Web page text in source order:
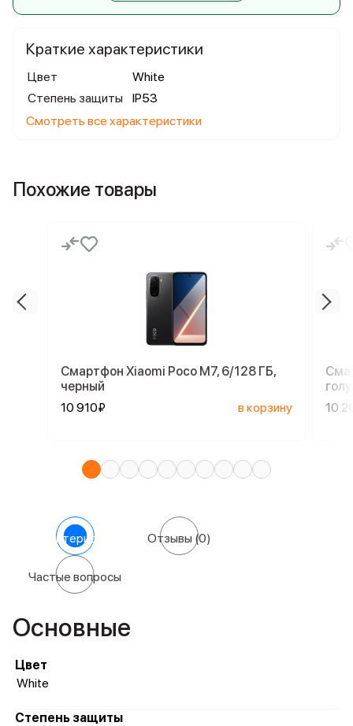
Краткие характеристики
Цвет
White
Степень защиты
IP53
Смотреть все характеристики
Похожие товары
Смартфон Xiaomi Poco M7, 6/128 ГБ,
черный
10 910₽
в корзину
10
Характеристики Отзывы (0)
Частые вопросы
Основные
Цвет
White
Степень защиты